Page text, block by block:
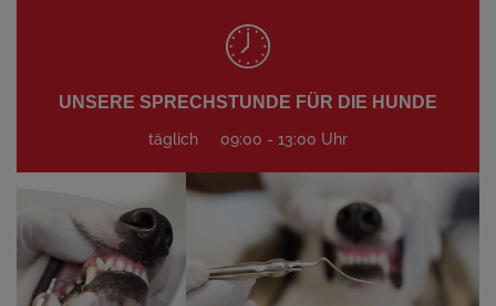
UNSERE SPRECHSTUNDE FÜR DIE HUNDE
täglich 09:00 - 13:00 Uhr